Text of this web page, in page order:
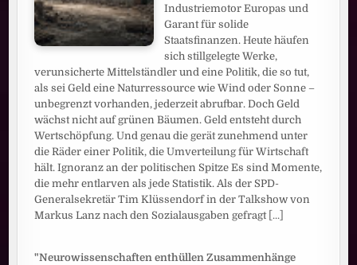
Industriemotor Europas und
Garant für solide
Staatsfinanzen. Heute häufen
sich stillgelegte Werke,
verunsicherte Mittelständler und eine Politik, die so tut,
als sei Geld eine Naturressource wie Wind oder Sonne –
unbegrenzt vorhanden, jederzeit abrufbar. Doch Geld
wächst nicht auf grünen Bäumen. Geld entsteht durch
Wertschöpfung. Und genau die gerät zunehmend unter
die Räder einer Politik, die Umverteilung für Wirtschaft
hält. Ignoranz an der politischen Spitze Es sind Momente,
die mehr entlarven als jede Statistik. Als der SPD-
Generalsekretär Tim Klüssendorf in der Talkshow von
Markus Lanz nach den Sozialausgaben gefragt [...]
"Neurowissenschaften enthüllen Zusammenhänge